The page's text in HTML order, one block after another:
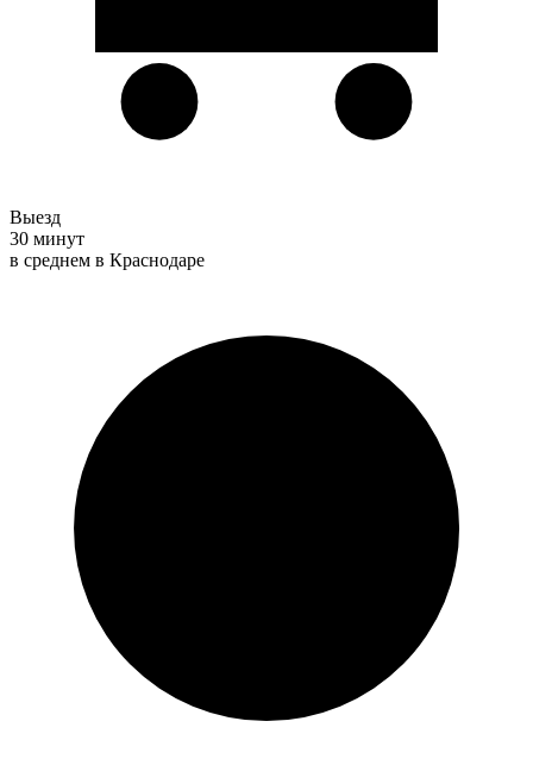
Выезд
30 минут
в среднем в Краснодаре